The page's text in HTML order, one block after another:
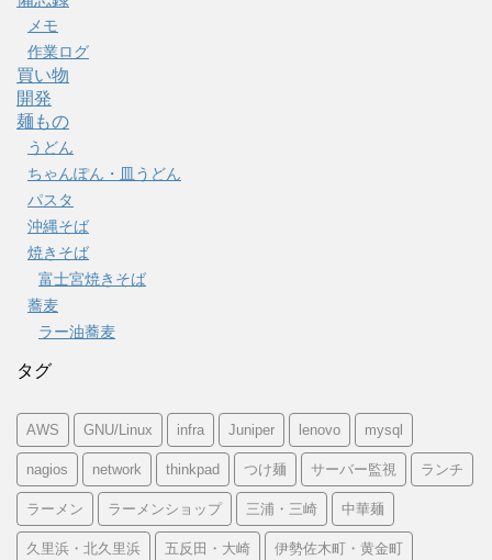
メモ
作業ログ
買い物
開発
麺もの
うどん
ちゃんぽん・皿うどん
パスタ
沖縄そば
焼きそば
富士宮焼きそば
蕎麦
ラー油蕎麦
タグ
AWS GNU/Linux infra Juniper lenovo mysql
nagios network thinkpad つけ麺 サーバー監視 ランチ
ラーメン ラーメンショップ 三浦・三崎 中華麺
久里浜・北久里浜 五反田・大崎 伊勢佐木町・黄金町